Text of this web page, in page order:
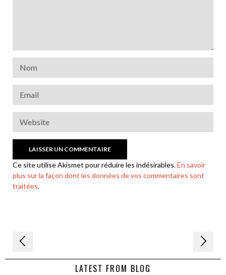
Ce site utilise Akismet pour réduire les indésirables.En savoir
plus sur la façon dont les données de vos commentaires sont
traitées.
Navigation
de LATEST FROM BLOG